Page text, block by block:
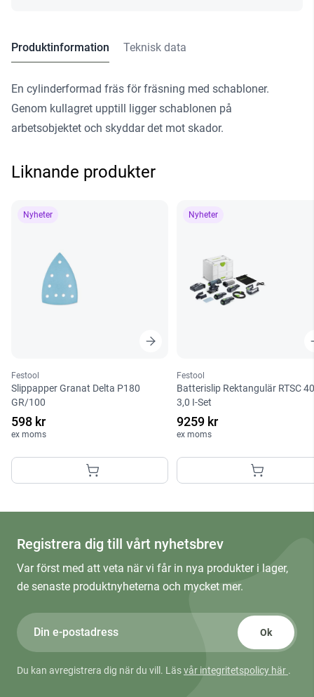
Produktinformation Teknisk data
En cylinderformad fräs för fräsning med schabloner.
Genom kullagret upptill ligger schablonen på
arbetsobjektet och skyddar det mot skador.
Liknande produkter
Nyheter
Festool
Slippapper Granat Delta P180
GR/100
598 kr
ex moms
Nyheter
Festool
Batterislip Rektangulär RTSC
3,0 I-Set
9259 kr
ex moms
Registrera dig till vårt nyhetsbrev
Var först med att veta när vi får in nya produkter i lager,
de senaste produktnyheterna och mycket mer.
Ok
Du kan avregistrera dig när du vill. Läsvår integritetspolicy här .